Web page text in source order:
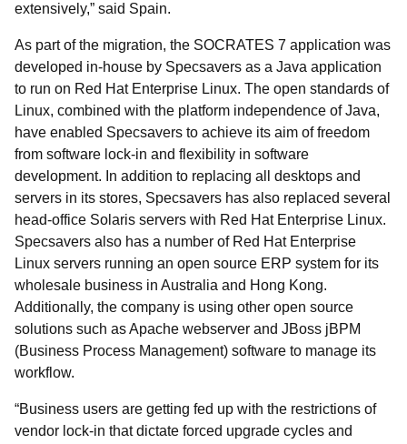
extensively, said Spain.
As part of the migration, the SOCRATES 7 application was
developed in-house by Specsavers as a Java application
to run on Red Hat Enterprise Linux. The open standards of
Linux, combined with the platform independence of Java,
have enabled Specsavers to achieve its aim of freedom
from software lock-in and flexibility in software
development. In addition to replacing all desktops and
servers in its stores, Specsavers has also replaced several
head-office Solaris servers with Red Hat Enterprise Linux.
Specsavers also has a number of Red Hat Enterprise
Linux servers running an open source ERP system for its
wholesale business in Australia and Hong Kong.
Additionally, the company is using other open source
solutions such as Apache webserver and JBoss jBPM
(Business Process Management) software to manage its
workflow.
Business users are getting fed up with the restrictions of
vendor lock-in that dictate forced upgrade cycles and